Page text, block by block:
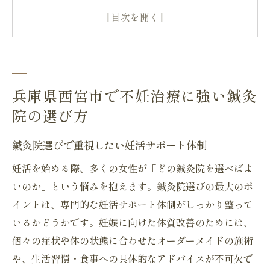
体質改善に強い鍼灸院の見極めポイント
妊活サポートを鍼灸院で受ける効果と特徴
鍼灸院での妊活サポートが選ばれる理由
自律神経を整える鍼灸院の妊活施術とは
冷え性改善に特化した鍼灸院のサポート内
容
妊娠力アップを目指す鍼灸院の具体的特徴
冷えや生理不順に鍼灸院がもたらす体質改善法
鍼灸院による冷え改善の東洋医学的アプロ
兵庫県西宮市で不妊治療に強い鍼灸
院の選び方
鍼灸院選びで重視したい妊活サポート体制
妊活を始める際、多くの女性が「どの鍼灸院を選べばよ
いのか」という悩みを抱えます。鍼灸院選びの最大のポ
イントは、専門的な妊活サポート体制がしっかり整って
いるかどうかです。妊娠に向けた体質改善のためには、
個々の症状や体の状態に合わせたオーダーメイドの施術
や、生活習慣・食事への具体的なアドバイスが不可欠で